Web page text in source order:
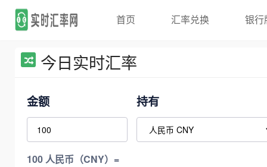
首页 汇率兑换 银行
今日实时汇率
金额 持有
100 人民币（CNY）=